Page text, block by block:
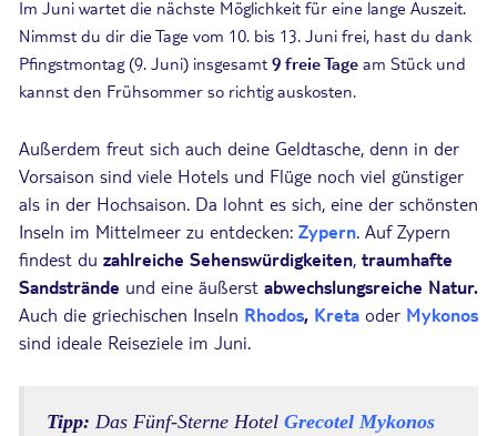
Im Juni wartet die nächste Möglichkeit für eine lange Auszeit.
Nimmst du dir die Tage vom 10. bis 13. Juni frei, hast du dank
Pfingstmontag (9. Juni) insgesamt 9 freie Tage am Stück und
kannst den Frühsommer so richtig auskosten.
Außerdem freut sich auch deine Geldtasche, denn in der
Vorsaison sind viele Hotels und Flüge noch viel günstiger
als in der Hochsaison. Da lohnt es sich, eine der schönsten
Inseln im Mittelmeer zu entdecken: Zypern. Auf Zypern
findest du zahlreiche Sehenswürdigkeiten, traumhafte
Sandstrände und eine äußerst abwechslungsreiche Natur.
Auch die griechischen Inseln Rhodos, Kreta oder Mykonos
sind ideale Reiseziele im Juni.
Tipp: Das Fünf-Sterne Hotel Grecotel Mykonos